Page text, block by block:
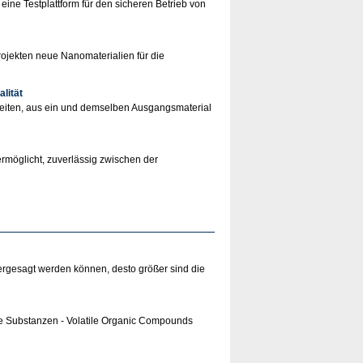
Testplattform für den sicheren Betrieb von
neue Nanomaterialien für die
aus ein und demselben Ausgangsmaterial
zuverlässig zwischen der
werden können, desto größer sind die
- Volatile Organic Compounds